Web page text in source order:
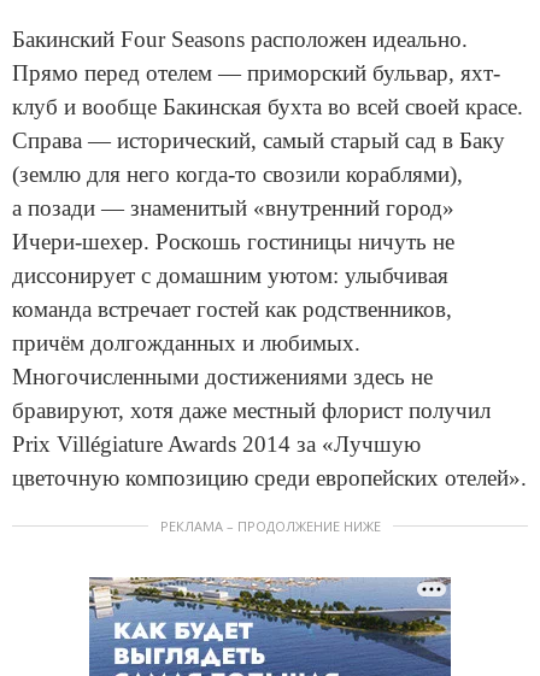
Бакинский Four Seasons расположен идеально.
Прямо перед отелем — приморский бульвар, яхт-
клуб и вообще Бакинская бухта во всей своей красе.
Справа — исторический, самый старый сад в Баку
(землю для него когда-то свозили кораблями),
а позади — знаменитый «внутренний город»
Ичери-шехер. Роскошь гостиницы ничуть не
диссонирует с домашним уютом: улыбчивая
команда встречает гостей как родственников,
причём долгожданных и любимых.
Многочисленными достижениями здесь не
бравируют, хотя даже местный флорист получил
Prix Villégiature Awards 2014 за «Лучшую
цветочную композицию среди европейских отелей».
РЕКЛАМА – ПРОДОЛЖЕНИЕ НИЖЕ